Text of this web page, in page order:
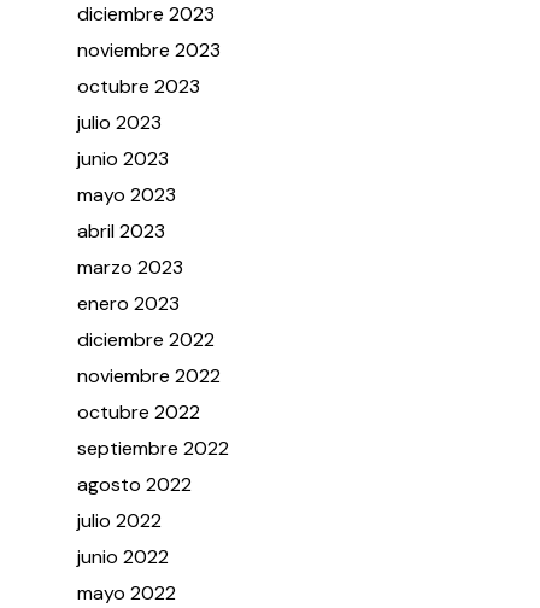
diciembre2023
noviembre2023
octubre2023
julio2023
junio2023
mayo2023
abril2023
marzo2023
enero2023
diciembre2022
noviembre2022
octubre2022
septiembre2022
agosto2022
julio2022
junio2022
mayo2022